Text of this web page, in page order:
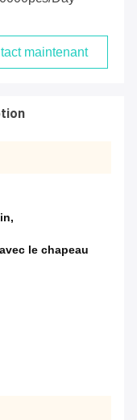
maintenant
,
le chapeau